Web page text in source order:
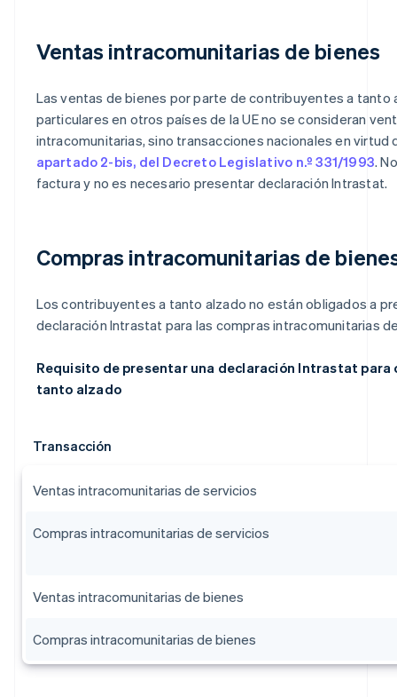
Ventas intracomunitarias de bienes
Las ventas de bienes por parte de contribuyentes a tanto
particulares en otros países de la UE no se consideran
intracomunitarias, sino transacciones nacionales en virtud
apartado 2-bis, del Decreto Legislativo n.º 331/1993.
factura y no es necesario presentar declaración Intrastat.
Compras intracomunitarias de
Los contribuyentes a tanto alzado no están obligados a
declaración Intrastat para las compras intracomunitarias
Requisito de presentar una declaración Intrastat para
tanto alzado
Transacción
Ventas intracomunitarias de servicios
Compras intracomunitarias de servicios
Ventas intracomunitarias de bienes
Compras intracomunitarias de bienes